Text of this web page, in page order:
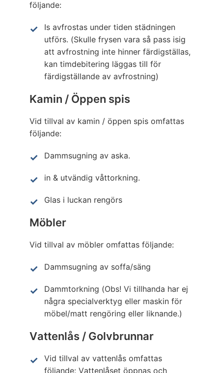
följande:
Is avfrostas under tiden städningen
utförs. (Skulle frysen vara så pass isig
att avfrostning inte hinner färdigställas,
kan timdebitering läggas till för
färdigställande av avfrostning)
Kamin / Öppen spis
Vid tillval av kamin / öppen spis omfattas
följande:
Dammsugning av aska.
in & utvändig våttorkning.
Glas i luckan rengörs
Möbler
Vid tillval av möbler omfattas följande:
Dammsugning av soffa/säng
Dammtorkning (Obs! Vi tillhanda har ej
några specialverktyg eller maskin för
möbel/matt rengöring eller liknande.)
Vattenlås / Golvbrunnar
Vid tillval av vattenlås omfattas
följande: Vattenlåset öppnas och